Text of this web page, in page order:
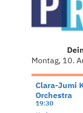
Montag, 10.
Clara-Jumi
Orchestra
19:30